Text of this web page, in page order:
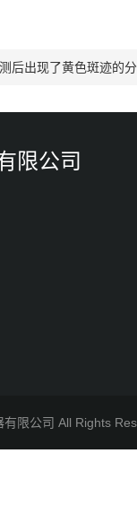
后出现了黄色斑迹的
限公司
有限公司 All Rights